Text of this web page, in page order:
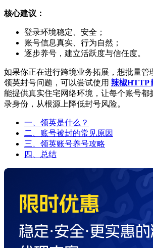
核心建议：
登录环境稳定、安全；
账号信息真实、行为自然；
逐步养号，建立活跃度与信任度。
如果你正在进行跨境业务拓展，想批量管
领英封号问题，可以尝试使用 辣椒HTTP
能提供真实住宅网络环境，让每个账号都
录身份，从根源上降低封号风险。
一、领英是什么？
二、账号被封的常见原因
三、领英账号养号攻略
四、总结